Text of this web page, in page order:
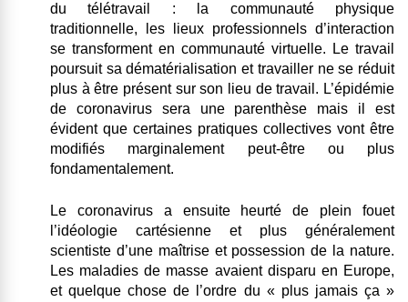
du télétravail : la communauté physique
traditionnelle, les lieux professionnels d’interaction
se transforment en communauté virtuelle. Le travail
poursuit sa dématérialisation et travailler ne se réduit
plus à être présent sur son lieu de travail. L’épidémie
de coronavirus sera une parenthèse mais il est
évident que certaines pratiques collectives vont être
modifiés marginalement peut-être ou plus
fondamentalement.
Le coronavirus a ensuite heurté de plein fouet
l’idéologie cartésienne et plus généralement
scientiste d’une maîtrise et possession de la nature.
Les maladies de masse avaient disparu en Europe,
et quelque chose de l’ordre du « plus jamais ça »